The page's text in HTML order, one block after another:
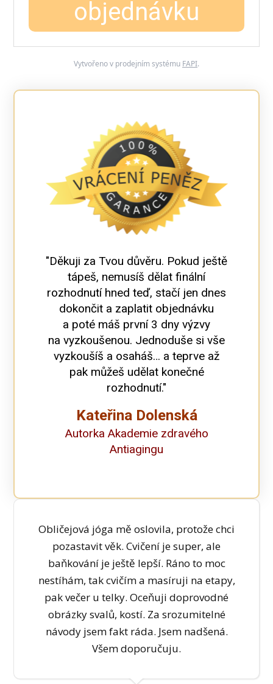
objednávku
Vytvořeno v prodejním systému FAPI.
"Děkuji za Tvou důvěru. Pokud ještě
tápeš, nemusíš dělat finální
rozhodnutí hned teď, stačí jen dnes
dokončit a zaplatit objednávku
a poté máš první 3 dny výzvy
na vyzkoušenou. Jednoduše si vše
vyzkoušíš a osaháš… a teprve až
pak můžeš udělat konečné
rozhodnutí."
Kateřina Dolenská
Autorka Akademie zdravého
Antiagingu
Obličejová jóga mě oslovila, protože chci
pozastavit věk. Cvičení je super, ale
baňkování je ještě lepší. Ráno to moc
nestíhám, tak cvičím a masíruji na etapy,
pak večer u telky. Oceňuji doprovodné
obrázky svalů, kostí. Za srozumitelné
návody jsem fakt ráda. Jsem nadšená.
Všem doporučuju.